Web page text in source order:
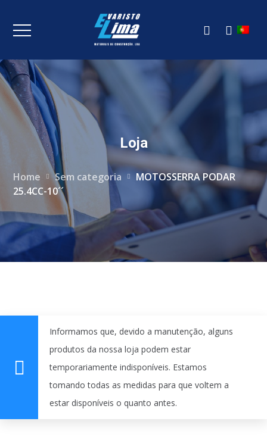
Loja
Home Sem categoria
MOTOSSERRA PODAR
25.4CC-10´´
Informamos que, devido a manutenção, alguns
produtos da nossa loja podem estar
temporariamente indisponíveis. Estamos
tomando todas as medidas para que voltem a
estar disponíveis o quanto antes.